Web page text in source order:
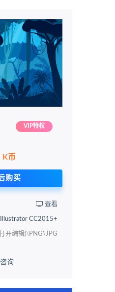
VIP特权
K币
购买
查看
CC2015+
开编辑)\PNG\JPG
询